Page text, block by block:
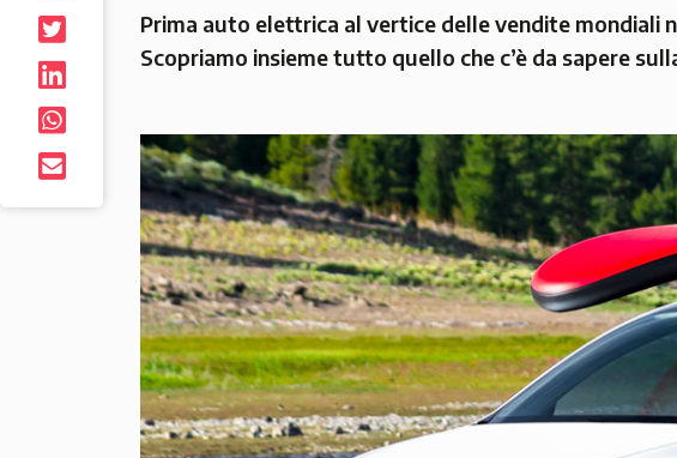
Prima auto elettrica al vertice delle vendite mondiali
Scopriamo insieme tutto quello che c’è da sapere